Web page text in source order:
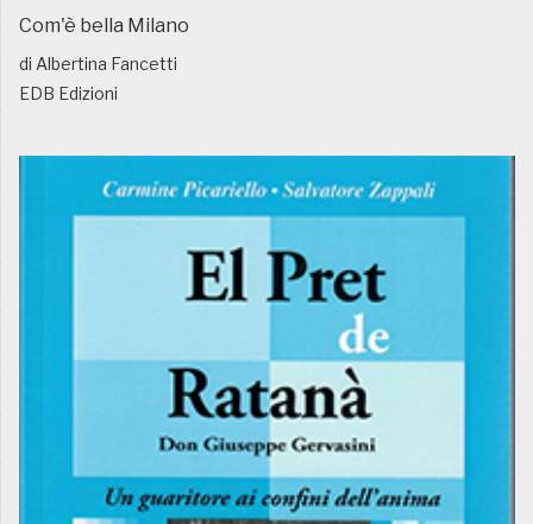
Com'è bella Milano
di Albertina Fancetti
EDB Edizioni